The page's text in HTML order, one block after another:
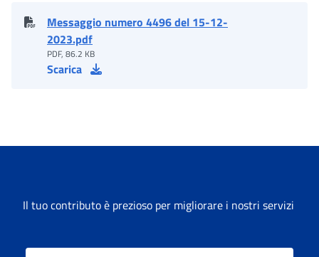
Messaggio numero 4496 del 15-12-
2023.pdf
PDF, 86.2 KB
Scarica
Il tuo contributo è prezioso per migliorare i nostri servizi